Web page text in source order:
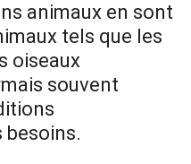
animaux en sont
tels que les
oiseaux
souvent
besoins.